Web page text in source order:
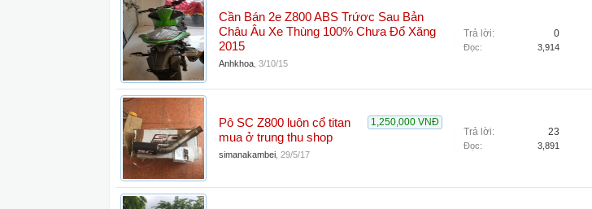
Cần Bán 2e Z800 ABS Trứơc Sau Bản
Châu Âu Xe Thùng 100% Chưa Đổ Xăng
2015
Anhkhoa 3/10/15
Trả lời: 0
Đọc: 3,914
1,250,000 VNĐ
Pô SC Z800 luôn cổ titan
mua ở trung thu shop
simanakambei 29/5/17
Trả lời: 23
Đọc: 3,891